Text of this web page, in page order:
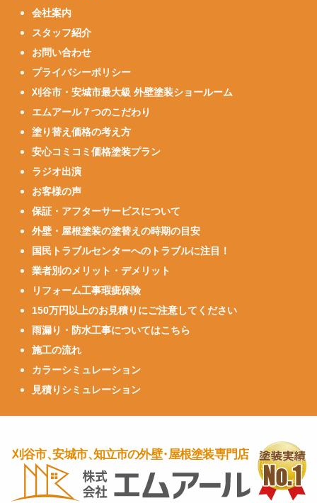
会社案内
スタッフ紹介
お問い合わせ
プライバシーポリシー
刈谷市・安城市最大級 外壁塗装ショールーム
エムアール７つのこだわり
塗り替え価格の考え方
安心コミコミ価格塗装プラン
ラジオ出演
お客様の声
保証・アフターサービスについて
外壁・屋根塗装の塗替えの時期の目安
国民トラブルセンターへのトラブルに注目！
業者別のメリット・デメリット
リフォーム工事瑕疵保険
150万円以上のお見積りにご注意してください
雨漏り・防水工事についてはこちら
施工の流れ
カラーシミュレーション
見積りシミュレーション